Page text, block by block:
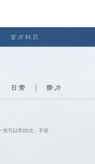
官方社区
日常 势力
共可以学20次，不管